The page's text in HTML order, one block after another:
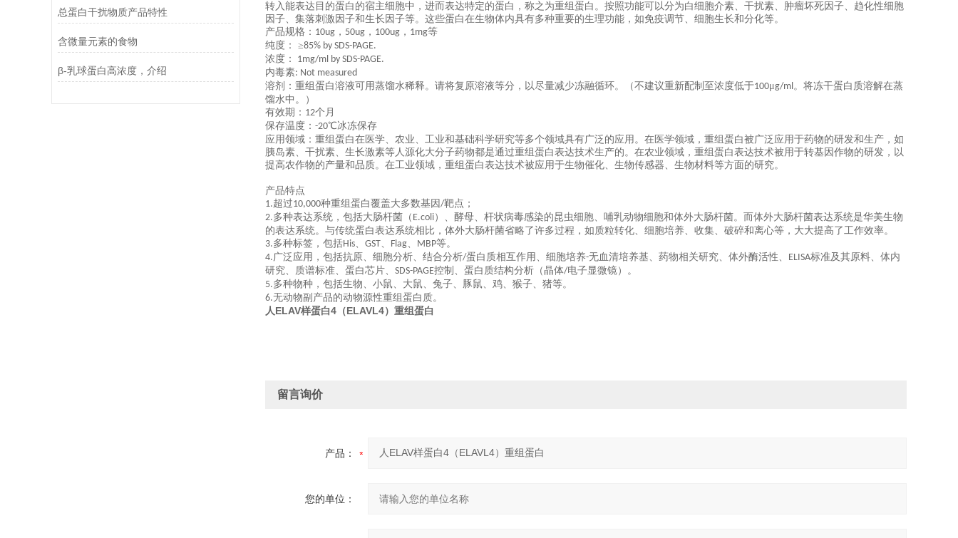
总蛋白干扰物质产品特性
含微量元素的食物
β-乳球蛋白高浓度，介绍
转入能表达目的蛋白的宿主细胞中，进而表达特定的蛋白，称之为重组蛋白。按照功能可以分为白细胞介素、干扰素、肿瘤坏死因子、趋化性细胞
因子、集落刺激因子和生长因子等。这些蛋白在生物体内具有多种重要的生理功能，如免疫调节、细胞生长和分化等。
产品规格： 10ug ， 50ug ， 100ug ， 1mg等
纯度：
≥85% by SDS-PAGE.
浓度：
1mg/ml by SDS-PAGE.
内毒素: Not measured
溶剂：重组蛋白溶液可用蒸馏水稀释。请将复原溶液等分，以尽量减少冻融循环。（不建议重新配制至浓度低于100μg/ml。将冻干蛋白质溶解在蒸
馏水中。）
有效期： 12个月
保存温度： -20℃冰冻保存
应用领域：重组蛋白在医学、农业、工业和基础科学研究等多个领域具有广泛的应用。在医学领域，重组蛋白被广泛应用于药物的研发和生产，如
胰岛素、干扰素、生长激素等人源化大分子药物都是通过重组蛋白表达技术生产的。在农业领域，重组蛋白表达技术被用于转基因作物的研发，以
提高农作物的产量和品质。在工业领域，重组蛋白表达技术被应用于生物催化、生物传感器、生物材料等方面的研究。
产品特点
1.超过10,000种重组蛋白覆盖大多数基因/靶点；
2.多种表达系统，包括大肠杆菌（ E.coli）、酵母、杆状病毒感染的昆虫细胞、哺乳动物细胞和体外大肠杆菌。而体外大肠杆菌表达系统是华美生物
的表达系统。与传统蛋白表达系统相比，体外大肠杆菌省略了许多过程，如质粒转化、细胞培养、收集、破碎和离心等，大大提高了工作效率。
3.多种标签，包括His、 GST、 Flag、 MBP等。
4.广泛应用，包括抗原、细胞分析、结合分析/蛋白质相互作用、细胞培养-无血清培养基、药物相关研究、体外酶活性、 ELISA标准及其原料、体内
研究、质谱标准、蛋白芯片、 SDS-PAGE控制、蛋白质结构分析（晶体/电子显微镜）。
5.多种物种，包括生物、小鼠、大鼠、兔子、豚鼠、鸡、猴子、猪等。
6.无动物副产品的动物源性重组蛋白质。
人ELAV样蛋白4（ELAVL4）重组蛋白
留言询价
产品：
您的单位：